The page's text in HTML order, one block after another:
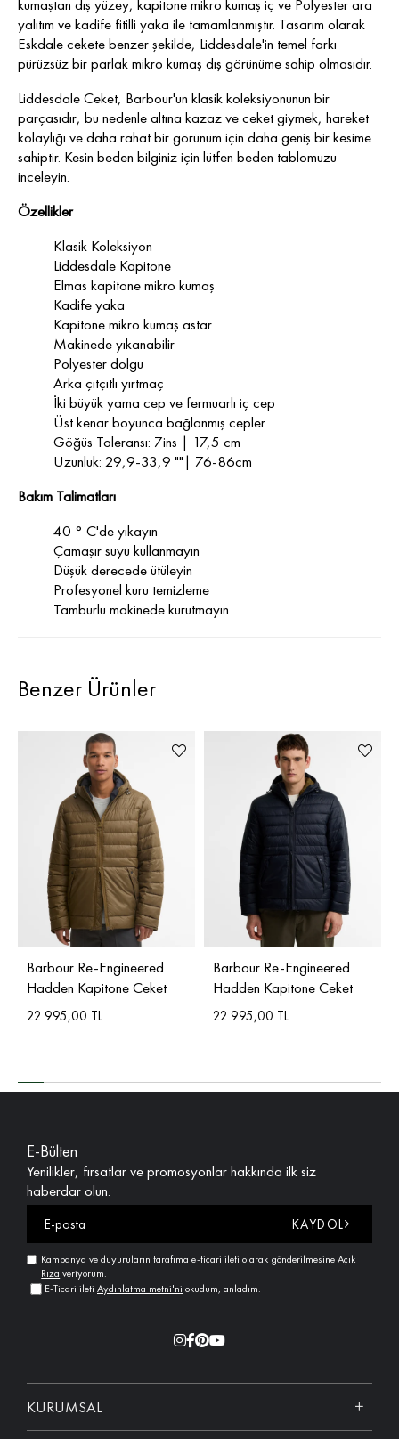
kumaştan dış yüzey, kapitone mikro kumaş iç ve Polyester ara
yalıtım ve kadife fitilli yaka ile tamamlanmıştır. Tasarım olarak
Eskdale cekete benzer şekilde, Liddesdale'in temel farkı
pürüzsüz bir parlak mikro kumaş dış görünüme sahip olmasıdır.
Liddesdale Ceket, Barbour'un klasik koleksiyonunun bir
parçasıdır, bu nedenle altına kazaz ve ceket giymek, hareket
kolaylığı ve daha rahat bir görünüm için daha geniş bir kesime
sahiptir. Kesin beden bilginiz için lütfen beden tablomuzu
inceleyin.
Özellikler
Klasik Koleksiyon
Liddesdale Kapitone
Elmas kapitone mikro kumaş
Kadife yaka
Kapitone mikro kumaş astar
Makinede yıkanabilir
Polyester dolgu
Arka çıtçıtlı yırtmaç
İki büyük yama cep ve fermuarlı iç cep
Üst kenar boyunca bağlanmış cepler
Göğüs Toleransı: 7ins | 17,5 cm
Uzunluk: 29,9-33,9 ""| 76-86cm
Bakım Talimatları
40 ° C'de yıkayın
Çamaşır suyu kullanmayın
Düşük derecede ütüleyin
Profesyonel kuru temizleme
Tamburlu makinede kurutmayın
Benzer Ürünler
Barbour Re-Engineered
Hadden Kapitone Ceket
22.995,00 TL
Barbour Re-Engineered
Hadden Kapitone Ceket
22.995,00 TL
E-Bülten
Yenilikler, fırsatlar ve promosyonlar hakkında ilk siz
haberdar olun.
KAYDOL
Kampanya ve duyuruların tarafıma e-ticari ileti olarak gönderilmesineAçık
Rıza veriyorum.
E-Ticari ileti Aydınlatma metni'ni okudum, anladım.
KURUMSAL